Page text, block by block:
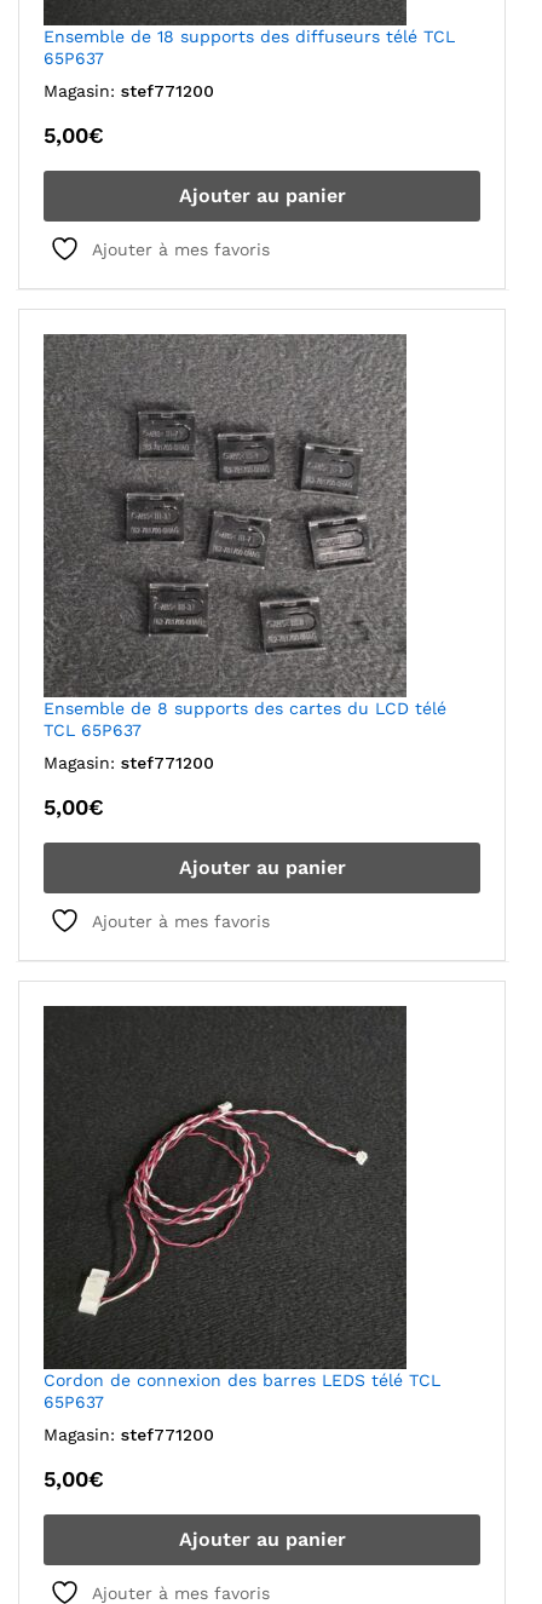
Ensemble de 18 supports des diffuseurs télé TCL
65P637
Magasin: stef771200
5,00€
Ajouter au panier
Ajouter à mes favoris
Ensemble de 8 supports des cartes du LCD télé
TCL 65P637
Magasin: stef771200
5,00€
Ajouter au panier
Ajouter à mes favoris
Cordon de connexion des barres LEDS télé TCL
65P637
Magasin: stef771200
5,00€
Ajouter au panier
Ajouter à mes favoris